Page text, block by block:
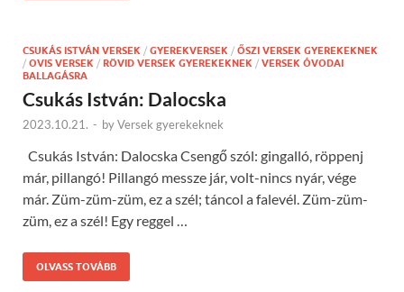
CSUKÁS ISTVÁN VERSEK / GYEREKVERSEK / ŐSZI VERSEK GYEREKEKNEK
/ OVIS VERSEK / RÖVID VERSEK GYEREKEKNEK / VERSEK ÓVODAI
BALLAGÁSRA
Csukás István: Dalocska
2023.10.21. - byVersek gyerekeknek
Csukás István: Dalocska Csengő szól: gingalló, röppenj
már, pillangó! Pillangó messze jár, volt-nincs nyár, vége
már. Züm-züm-züm, ez a szél; táncol a falevél. Züm-züm-
züm, ez a szél! Egy reggel …
OLVASS TOVÁBB